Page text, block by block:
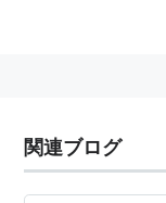
関連ブログ